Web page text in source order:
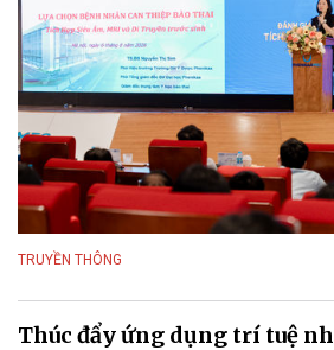
TRUYỀN THÔNG
Thúc đẩy ứng dụng trí tuệ